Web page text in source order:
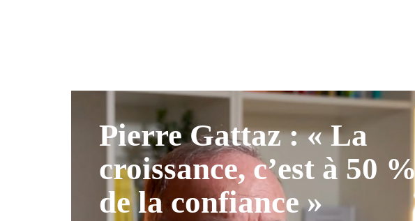
Pierre Gattaz : « La
croissance, c’est à 50 %
de la confiance »